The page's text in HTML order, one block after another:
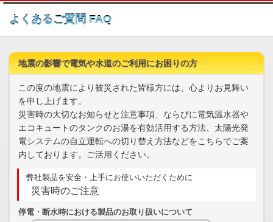
このページの本文へ
よくあるご質問 FAQ
地震の影響で電気や水道のご利用にお困りの方
この度の地震により被災された皆様方には、心よりお見舞い
を申し上げます。
災害時の大切なお知らせと注意事項、ならびに電気温水器や
エコキュートのタンクのお湯を有効活用する方法、太陽光発
電システムの自立運転への切り替え方法などをこちらでご案
内しております。ご活用ください。
弊社製品を安全・上手にお使いいただくために
災害時のご注意
停電・断水時における製品のお取り扱いについて